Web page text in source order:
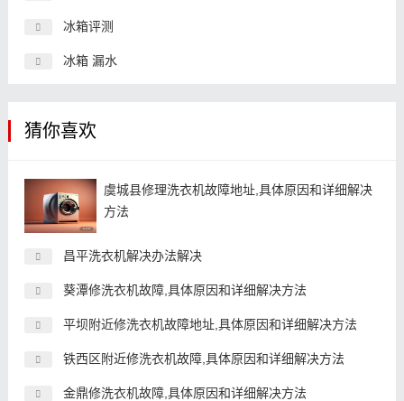
冰箱评测
冰箱 漏水
猜你喜欢
虞城县修理洗衣机故障地址,具体原因和详细解决
方法
昌平洗衣机解决办法解决
葵潭修洗衣机故障,具体原因和详细解决方法
平坝附近修洗衣机故障地址,具体原因和详细解决方法
铁西区附近修洗衣机故障,具体原因和详细解决方法
金鼎修洗衣机故障,具体原因和详细解决方法